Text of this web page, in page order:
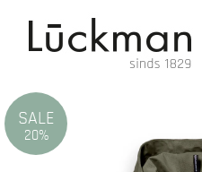
SALE
20%